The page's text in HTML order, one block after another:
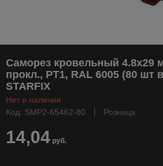
Саморез кровельный 4.8х29
прокл., PT1, RAL 6005 (80 шт
STARFIX
Нет в наличии
Код: SMP2-65462-80
Розница
14,04 руб.